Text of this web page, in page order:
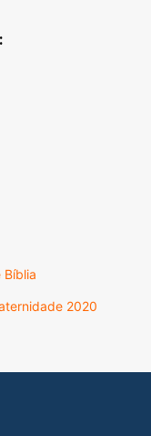
Bíblia
2020